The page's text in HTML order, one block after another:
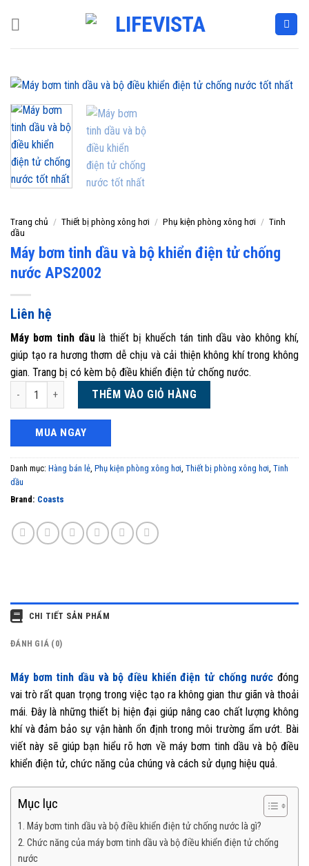
Trang chủ / Thiết bị phòng xông hơi / Phụ kiện phòng xông hơi / Tinh
dầu
Máy bơm tinh dầu và bộ khiển điện tử chống
nước APS2002
Liên hệ
Máy bơm tinh dầulà thiết bị khuếch tán tinh dầu vào không khí,
giúp tạo ra hương thơm dễ chịu và cải thiện không khí trong không
gian. Trang bị có kèm bộ điều khiển điện tử chống nước.
Máy bơm tinh dầu và bộ khiển điện tử chống nước APS2002 số lượng
THÊM VÀO GIỎ HÀNG
MUA NGAY
Danh mục: Hàng bán lẻ Phụ kiện phòng xông hơi Thiết bị phòng xông hơi Tinh
dầu
Brand: Coasts
CHI TIẾT SẢN PHẨM
ĐÁNH GIÁ (0)
Máy bơm tinh dầu và bộ điều khiển điện tử chống nước đóng
vai trò rất quan trọng trong việc tạo ra không gian thư giãn và thoải
mái. Đây là những thiết bị hiện đại giúp nâng cao chất lượng không
khí và đảm bảo sự vận hành ổn định trong môi trường ẩm ướt. Bài
viết này sẽ giúp bạn hiểu rõ hơn về máy bơm tinh dầu và bộ điều
khiển điện tử, chức năng của chúng và cách sử dụng hiệu quả.
Mục lục
1. Máy bơm tinh dầu và bộ điều khiển điện tử chống nước là gì?
2. Chức năng của máy bơm tinh dầu và bộ điều khiển điện tử chống
nước